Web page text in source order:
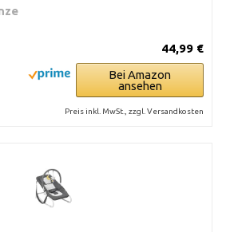
44,99 €
Bei Amazon
ansehen
Preis inkl. MwSt., zzgl. Versandkosten